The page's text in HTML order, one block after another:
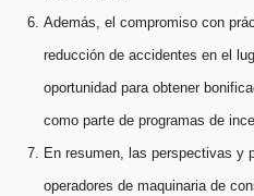
Además, el compromiso con
reducción de accidentes en el
oportunidad para obtener
como parte de programas de
En resumen, las perspectivas y
operadores de maquinaria de